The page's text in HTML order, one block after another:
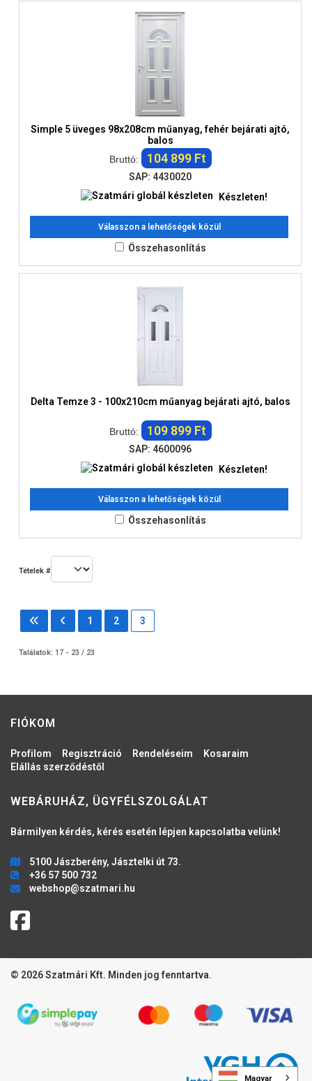
Simple 5 üveges 98x208cm műanyag, fehér bejárati ajtó,
balos
Bruttó:
104 899 Ft
SAP: 4430020
Készleten!
Válasszon a lehetőségek közül
Összehasonlítás
Delta Temze 3 - 100x210cm műanyag bejárati ajtó, balos
Bruttó: 109 899 Ft
SAP: 4600096
Készleten!
Válasszon a lehetőségek közül
Összehasonlítás
Tételek #
1 2 3
Találatok: 17 - 23 / 23
FIÓKOM
Profilom Regisztráció Rendeléseim
Kosaraim
Elállás szerződéstől
WEBÁRUHÁZ, ÜGYFÉLSZOLGÁLAT
Bármilyen kérdés, kérés esetén lépjen kapcsolatba velünk!
5100 Jászberény, Jásztelki út 73.
+36 57 500 732
webshop@szatmari.hu
© 2026 Szatmári Kft. Minden jog fenntartva.
Magyar